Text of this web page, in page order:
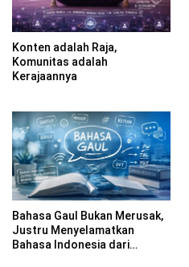
Konten adalah Raja,
Komunitas adalah
Kerajaannya
Bahasa Gaul Bukan Merusak,
Justru Menyelamatkan
Bahasa Indonesia dari